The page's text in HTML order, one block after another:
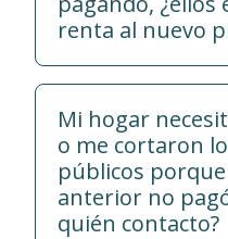
renta al nuevo
Mi hogar
o me cortaron
públicos
anterior no
quién contacto?